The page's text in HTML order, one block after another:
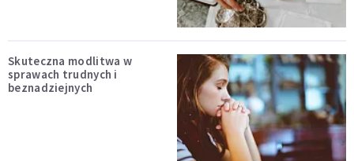
Skuteczna modlitwa w
sprawach trudnych i
beznadziejnych